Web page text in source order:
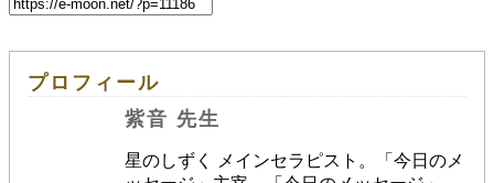
プロフィール
紫音 先生
星のしずく メインセラピスト。「今日のメ